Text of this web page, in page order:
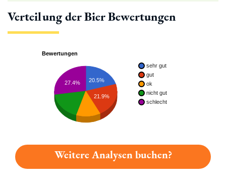
Verteilung der Bier Bewertungen
Bewertungen
sehr gut
gut
ok
nicht gut
schlecht
20.5%
21.9%
27.4%
Weitere Analysen buchen?